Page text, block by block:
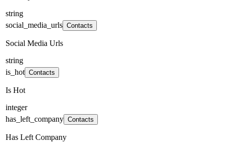
string
social_media_urls Contacts
Social Media Urls
string
is_hot Contacts
Is Hot
integer
has_left_company Contacts
Has Left Company